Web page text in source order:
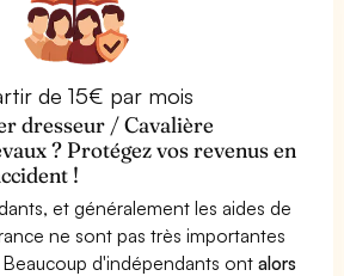
de 15€ par mois
dresseur / Cavalière
? Protégez vos revenus en
!
et généralement les aides de
ne sont pas très importantes
d'indépendants ontalors